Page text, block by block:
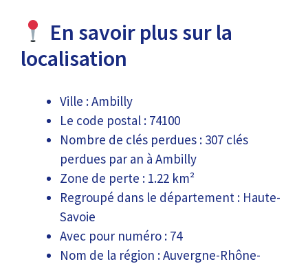
En savoir plus sur la
localisation
Ville : Ambilly
Le code postal : 74100
Nombre de clés perdues : 307 clés
perdues par an à Ambilly
Zone de perte : 1.22 km²
Regroupé dans le département : Haute-
Savoie
Avec pour numéro : 74
Nom de la région : Auvergne-Rhône-